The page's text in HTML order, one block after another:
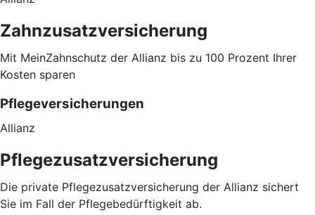
Zahnzusatzversicherung
Mit MeinZahnschutz der Allianz bis zu 100 Prozent Ihrer
Kosten sparen
Pflegeversicherungen
Allianz
Pflegezusatzversicherung
Die private Pflegezusatzversicherung der Allianz sichert
Sie im Fall der Pflegebedürftigkeit ab.